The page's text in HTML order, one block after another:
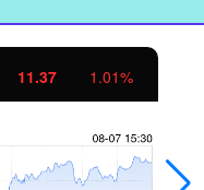
11.37 1.01%